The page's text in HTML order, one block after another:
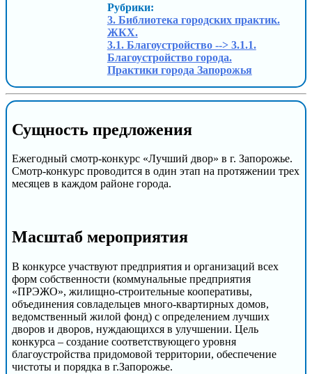
Рубрики:
3. Библиотека городских практик.
ЖКХ.
3.1. Благоустройство --> 3.1.1.
Благоустройство города.
Практики города Запорожья
Сущность предложения
Ежегодный смотр-конкурс «Лучший двор» в г. Запорожье.
Смотр-конкурс проводится в один этап на протяжении трех
месяцев в каждом районе города.
Масштаб мероприятия
В конкурсе участвуют предприятия и организаций всех
форм собственности (коммунальные предприятия
«ПРЭЖО», жилищно-строительные кооперативы,
объединения совладельцев много-квартирных домов,
ведомственный жилой фонд) с определением лучших
дворов и дворов, нуждающихся в улучшении. Цель
конкурса – создание соответствующего уровня
благоустройства придомовой территории, обеспечение
чистоты и порядка в г.Запорожье.